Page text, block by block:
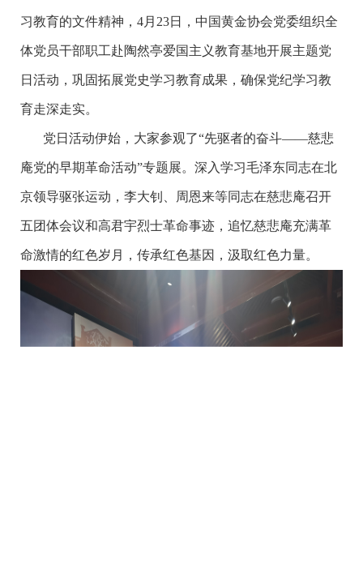
习教育的文件精神，4月23日，中国黄金协会党委组织全
体党员干部职工赴陶然亭爱国主义教育基地开展主题党
日活动，巩固拓展党史学习教育成果，确保党纪学习教
育走深走实。
党日活动伊始，大家参观了“先驱者的奋斗——慈悲
庵党的早期革命活动”专题展。深入学习毛泽东同志在北
京领导驱张运动，李大钊、周恩来等同志在慈悲庵召开
五团体会议和高君宇烈士革命事迹，追忆慈悲庵充满革
命激情的红色岁月，传承红色基因，汲取红色力量。